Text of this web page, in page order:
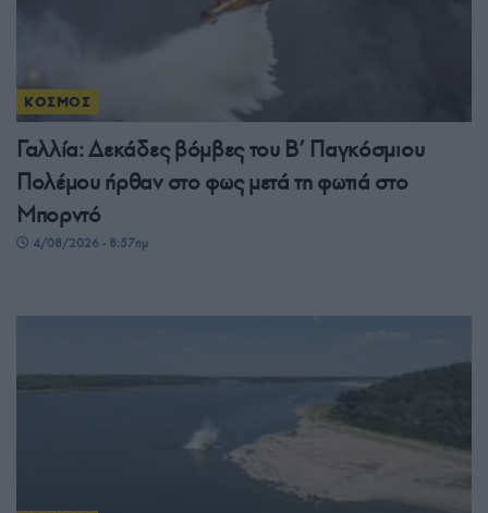
ΚΟΣΜΟΣ
Γαλλία: Δεκάδες βόμβες του Β’ Παγκόσμιου
Πολέμου ήρθαν στο φως μετά τη φωτιά στο
Μπορντό
4/08/2026 - 8:57πμ